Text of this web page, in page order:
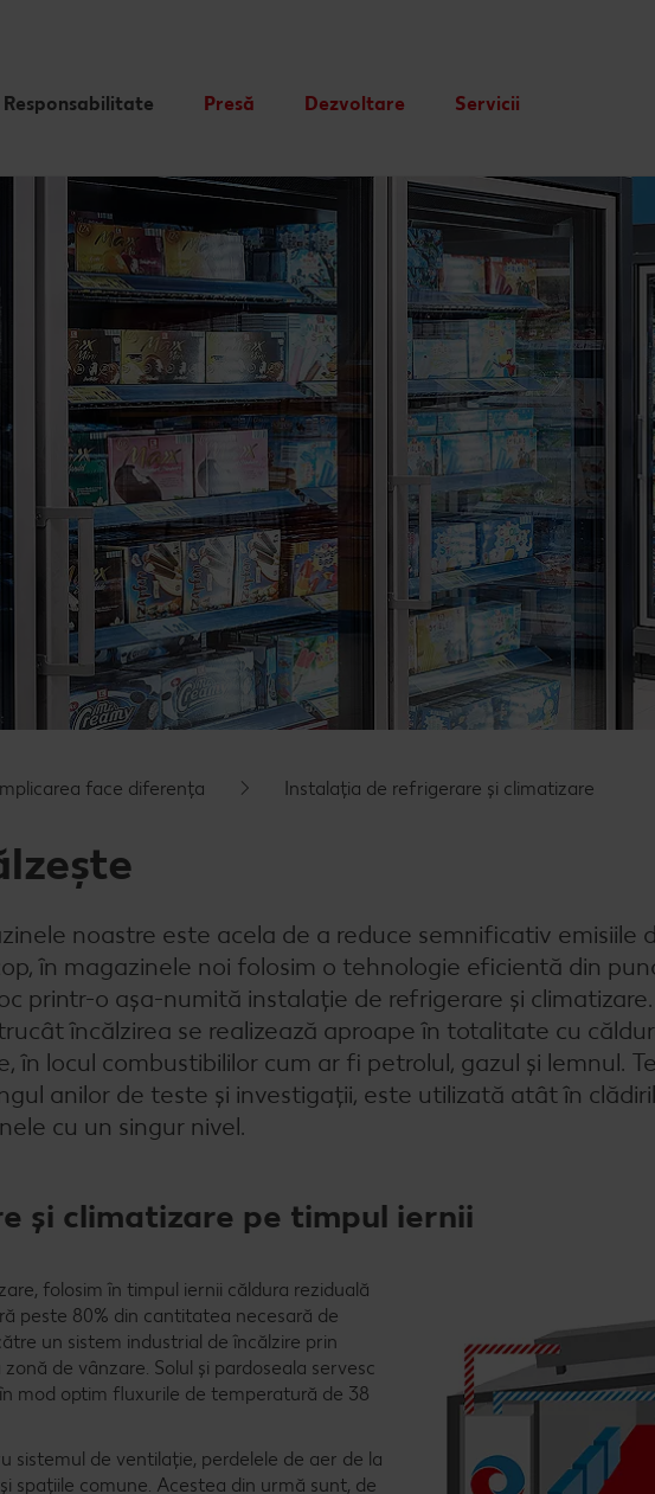
Responsabilitate Presă Dezvoltare Servicii
Publicitate
face diferența Instalația de refrigerare și climatizare
noastre este acela de a reduce semnificativ emisiile
în magazinele noi folosim o tehnologie eficientă din
printr-o așa-numită instalație de refrigerare şi
încălzirea se realizează aproape în totalitate cu
locul combustibililor cum ar fi petrolul, gazul și lemnul.
anilor de teste și investigații, este utilizată atât în
cu un singur nivel.
şi climatizare pe timpul iernii
folosim în timpul iernii căldura reziduală
peste 80% din cantitatea necesară de
un sistem industrial de încălzire prin
de vânzare. Solul și pardoseala servesc
mod optim fluxurile de temperatură de 38
sistemul de ventilație, perdelele de aer de la
spațiile comune. Acestea din urmă sunt, de